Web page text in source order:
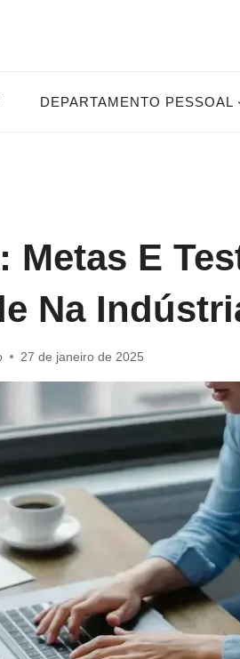
DEPARTAMENTO PESSOAL
E
Na
27 de janeiro de 2025